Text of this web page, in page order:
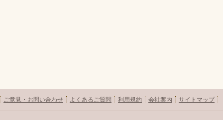
ご意見・お問い合わせ よくあるご質問 利用規約 会社案内 サイトマップ